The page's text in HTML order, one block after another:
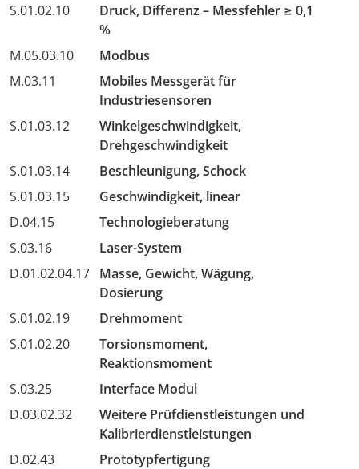
S.01.02.10
Druck, Differenz – Messfehler ≥ 0,1
%
M.05.03.10
Modbus
M.03.11
Mobiles Messgerät für
Industriesensoren
S.01.03.12
Winkelgeschwindigkeit,
Drehgeschwindigkeit
S.01.03.14
Beschleunigung, Schock
S.01.03.15
Geschwindigkeit, linear
D.04.15
Technologieberatung
S.03.16
Laser-System
D.01.02.04.17 Masse, Gewicht, Wägung,
Dosierung
S.01.02.19
Drehmoment
S.01.02.20
Torsionsmoment,
Reaktionsmoment
S.03.25
Interface Modul
D.03.02.32
Weitere Prüfdienstleistungen und
Kalibrierdienstleistungen
D.02.43
Prototypfertigung